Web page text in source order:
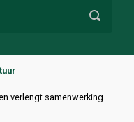
verlengt samenwerking